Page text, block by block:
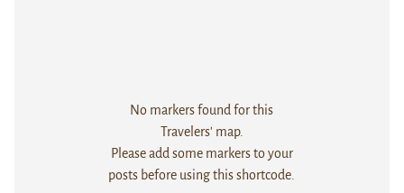
No markers found for this
Travelers' map.
Please add some markers to your
posts before using this shortcode.